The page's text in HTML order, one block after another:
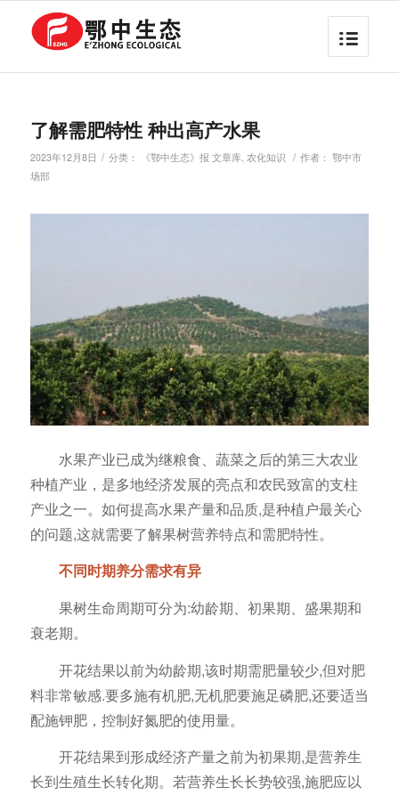
了解需肥特性 种出高产水果
2023年12月8日 / 分类： 《鄂中生态》报 文章库, 农化知识 / 作者： 鄂中市
场部
水果产业已成为继粮食、蔬菜之后的第三大农业
种植产业，是多地经济发展的亮点和农民致富的支柱
产业之一。如何提高水果产量和品质,是种植户最关心
的问题,这就需要了解果树营养特点和需肥特性。
不同时期养分需求有异
果树生命周期可分为:幼龄期、初果期、盛果期和
衰老期。
开花结果以前为幼龄期,该时期需肥量较少,但对肥
料非常敏感.要多施有机肥,无机肥要施足磷肥,还要适当
配施钾肥，控制好氮肥的使用量。
开花结果到形成经济产量之前为初果期,是营养生
长到生殖生长转化期。若营养生长长势较强,施肥应以